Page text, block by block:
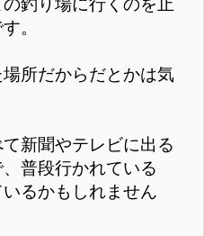
釣り場に行くのを止
。
所だからだとかは気
新聞やテレビに出る
普段行かれている
るかもしれません